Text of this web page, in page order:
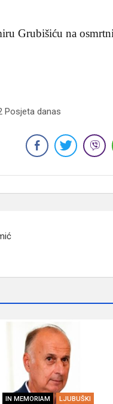
Grubišiću na
Posjeta danas
IN MEMORIAM LJUBUŠKI